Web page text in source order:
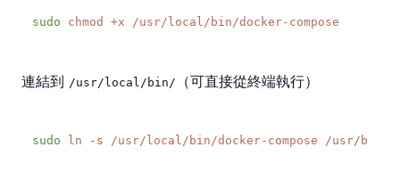
sudo chmod +x
連結到 /usr/local/bin/ （可直接從終端執行）
sudo ln -s /usr/local/bin/docker-compose